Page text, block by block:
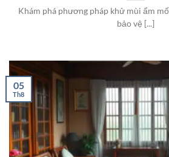
Khám phá phương pháp khử mùi ẩm
bảo vệ [...]
05
Th8